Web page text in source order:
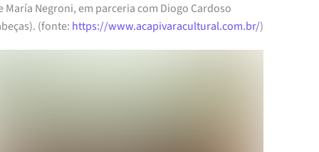
María Negroni, em parceria com Diogo Cardoso
(fonte: https://www.acapivaracultural.com.br/)